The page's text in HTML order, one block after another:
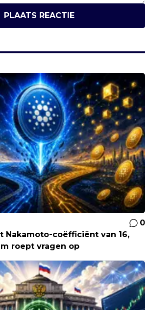
PLAATS REACTIE
0
Nakamoto-coëfficiënt van 16,
roept vragen op